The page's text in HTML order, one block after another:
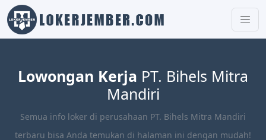
Lowongan Kerja PT. Bihels Mitra
Mandiri
Semua info loker di perusahaan PT. Bihels Mitra Mandiri
terbaru bisa Anda temukan di halaman ini dengan mudah!